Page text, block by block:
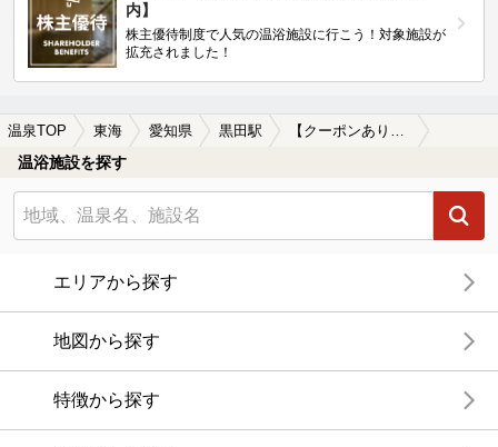
内】
株主優待制度で人気の温浴施設に行こう！対象施設が
拡充されました！
温泉TOP 東海 愛知県 黒田駅 【クーポンあり】駅近（徒歩10分以内）の黒田駅近くの温泉、日帰り温泉、スーパー銭湯おすすめ
温浴施設を探す
エリアから探す
地図から探す
特徴から探す